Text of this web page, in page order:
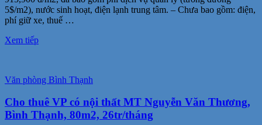
5$/m2), nước sinh hoạt, điện lạnh trung tâm. – Chưa bao gồm: điện,
phí giữ xe, thuế …
Xem tiếp
Văn phòng Bình Thạnh
Cho thuê VP có nội thất MT Nguyễn Văn Thương,
Bình Thạnh, 80m2, 26tr/tháng